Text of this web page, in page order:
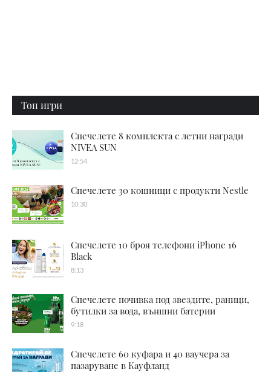
Топ игри
Спечелете 8 комплекта с летни награди
NIVEA SUN
12:54
Спечелете 30 кошници с продукти Nestle
10:30
Спечелете 10 броя телефони iPhone 16
Black
8:13
Спечелете почивка под звездите, раници,
бутилки за вода, външни батерии
9:18
Спечелете 60 куфара и 40 ваучера за
пазаруване в Кауфланд